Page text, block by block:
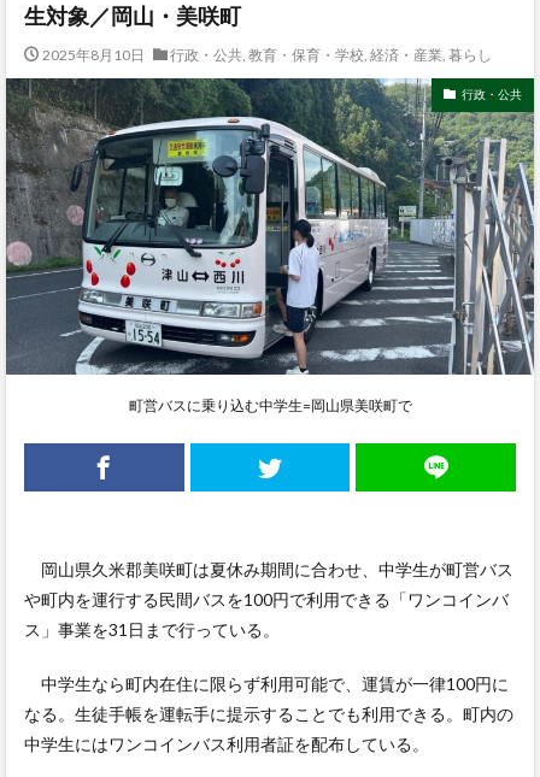
生対象／岡山・美咲町
2025年8月10日 行政・公共 教育・保育・学校 経済・産業 暮らし
行政・公共
町営バスに乗り込む中学生=岡山県美咲町で
岡山県久米郡美咲町は夏休み期間に合わせ、中学生が町営バス
や町内を運行する民間バスを100円で利用できる「ワンコインバ
ス」事業を31日まで行っている。
中学生なら町内在住に限らず利用可能で、運賃が一律100円に
なる。生徒手帳を運転手に提示することでも利用できる。町内の
中学生にはワンコインバス利用者証を配布している。